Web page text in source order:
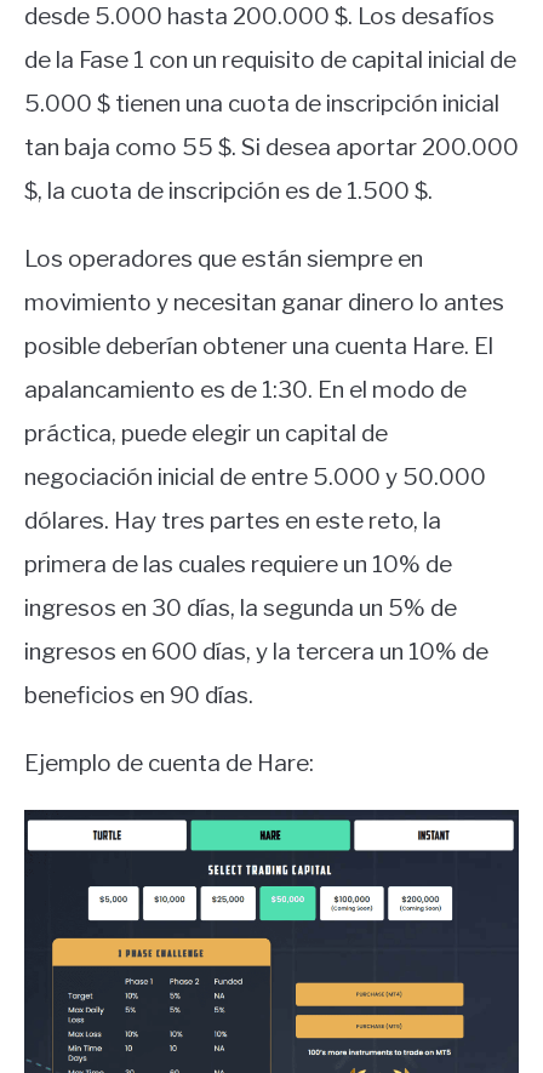
desde 5.000 hasta 200.000 $. Los desafíos
de la Fase 1 con un requisito de capital inicial de
5.000 $ tienen una cuota de inscripción inicial
tan baja como 55 $. Si desea aportar 200.000
$, la cuota de inscripción es de 1.500 $.
Los operadores que están siempre en
movimiento y necesitan ganar dinero lo antes
posible deberían obtener una cuenta Hare. El
apalancamiento es de 1:30. En el modo de
práctica, puede elegir un capital de
negociación inicial de entre 5.000 y 50.000
dólares. Hay tres partes en este reto, la
primera de las cuales requiere un 10% de
ingresos en 30 días, la segunda un 5% de
ingresos en 600 días, y la tercera un 10% de
beneficios en 90 días.
Ejemplo de cuenta de Hare: